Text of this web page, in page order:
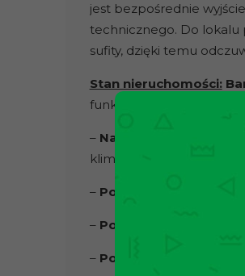
jest bezpośrednie
technicznego. Do lokalu
sufity, dzięki temu
Stan nieruchomości:
funkcjonowania
– Największy pokój:
klimatyzacja,
– Pokój mały 1: półki,
– Pokój mały 2: biurko,
– Poczekalnia: stolik,